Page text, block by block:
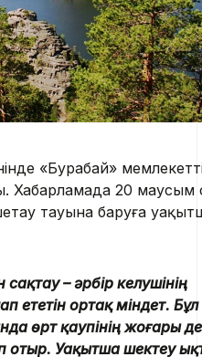
«Бурабай»
Хабарламада 20 маусым
тауына баруға
– әрбір келушінің
ететін ортақ міндет.
өрт қаупінің жоғары
отыр. Уақытша шектеу